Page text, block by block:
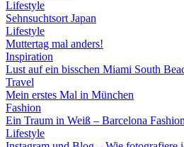
Lifestyle
Sehnsuchtsort Japan
Lifestyle
Muttertag mal anders!
Inspiration
Lust auf ein bisschen Miami South
Travel
Mein erstes Mal in München
Fashion
Ein Traum in Weiß – Barcelona
Lifestyle